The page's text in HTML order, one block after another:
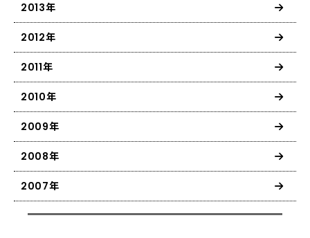
2013年
2012年
2011年
2010年
2009年
2008年
2007年